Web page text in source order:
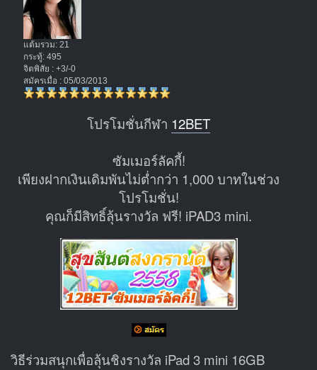
แต้มรวม: 21
กระทู้: 495
จิตพิสัย : +3/-0
สมัครเมื่อ : 05/03/2013
โปรโมชั่นกีฬา 12BET
ซัมเมอร์ลัคกี้!
เพียงฝากเงินเดิมพันไม่ต่ำกว่า 1,000 บาทในช่วง
โปรโมชั่น!
คุณก็มีสิทธิ์ลุ้นรางวัล ฟรี! iPAD3 mini.
วิธีร่วมสนุกเพื่อลุ้นชิงรางวัล iPad 3 mini 16GB